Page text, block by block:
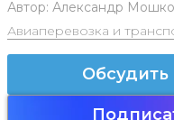
Автор: Александр
Авиаперевозка и
Обсудить